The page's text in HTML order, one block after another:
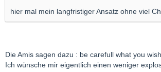
hier mal mein langfristiger Ansatz ohne viel
Die Amis sagen dazu : be carefull what you
Ich wünsche mir eigentlich einen weniger